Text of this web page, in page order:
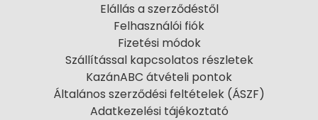
Elállás a szerződéstől
Felhasználói fiók
Fizetési módok
Szállítással kapcsolatos részletek
KazánABC átvételi pontok
Általános szerződési feltételek (ÁSZF)
Adatkezelési tájékoztató